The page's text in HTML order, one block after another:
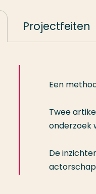
Projectfeiten
Een
Twee
onderzoek
De